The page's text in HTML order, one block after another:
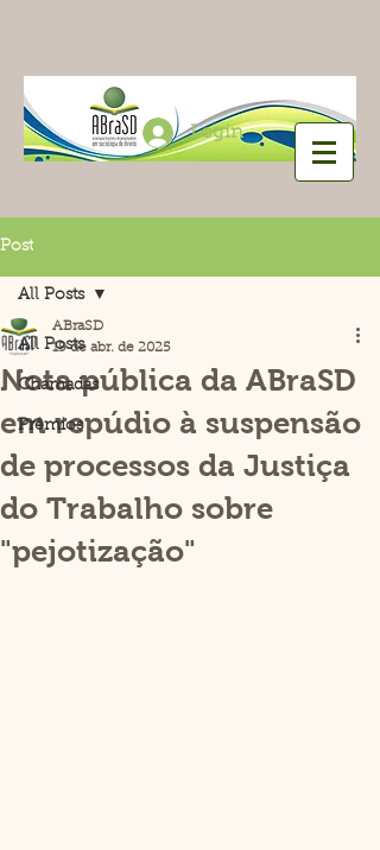
Login
Post
All Posts
Chamadas
Prêmios
All Posts
Nota pública da ABraSD
em repúdio à suspensão
de processos da Justiça
do Trabalho sobre
"pejotização"
ABraSD
19 de abr. de 2025